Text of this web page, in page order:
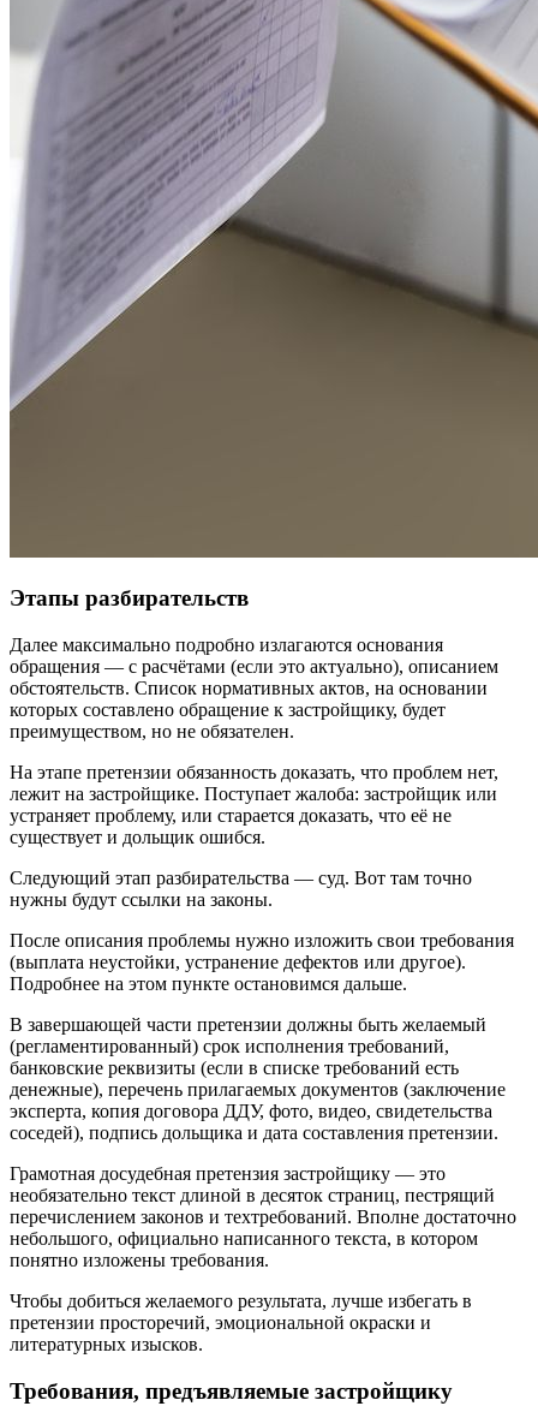
Этапы разбирательств
Далее максимально подробно излагаются основания
обращения — с расчётами (если это актуально), описанием
обстоятельств. Список нормативных актов, на основании
которых составлено обращение к застройщику, будет
преимуществом, но не обязателен.
На этапе претензии обязанность доказать, что проблем нет,
лежит на застройщике. Поступает жалоба: застройщик или
устраняет проблему, или старается доказать, что её не
существует и дольщик ошибся.
Следующий этап разбирательства — суд. Вот там точно
нужны будут ссылки на законы.
После описания проблемы нужно изложить свои требования
(выплата неустойки, устранение дефектов или другое).
Подробнее на этом пункте остановимся дальше.
В завершающей части претензии должны быть желаемый
(регламентированный) срок исполнения требований,
банковские реквизиты (если в списке требований есть
денежные), перечень прилагаемых документов (заключение
эксперта, копия договора ДДУ, фото, видео, свидетельства
соседей), подпись дольщика и дата составления претензии.
Грамотная досудебная претензия застройщику — это
необязательно текст длиной в десяток страниц, пестрящий
перечислением законов и техтребований. Вполне достаточно
небольшого, официально написанного текста, в котором
понятно изложены требования.
Чтобы добиться желаемого результата, лучше избегать в
претензии просторечий, эмоциональной окраски и
литературных изысков.
Требования, предъявляемые застройщику